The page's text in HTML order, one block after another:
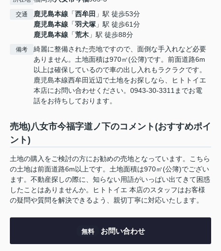
交通 鹿児島本線 「西牟田 」駅 徒歩53分
鹿児島本線 「羽犬塚 」駅 徒歩61分
鹿児島本線 「荒木 」駅 徒歩88分
備考
綺麗に整備された売地ですので、面倒な手入れなど必要
ありません。土地面積は970㎡(公簿)です。前面道路6m
以上は確保しているので車の出し入れもラクラクです。
鹿児島本線西牟田近辺で土地をお探しなら、ヒトトイエ
本店にお問い合わせください。0943-30-3311までお電
話をお待ちしております。
売地)八女市今福字道ノ下のコメント(おすすめポイ
ント)
土地の購入をご検討の方にお勧めの売地となっています。こちら
の土地は前面道路6m以上です。土地面積は970㎡(公簿)でござい
ます。不動産探しの際に、知らない用語がいっぱい出てきて困惑
したことはありませんか。ヒトトイエ 本店のスタッフはお客様
の疑問や質問を解決できるよう、親切丁寧に対応いたします。
無料 お問い合わせ